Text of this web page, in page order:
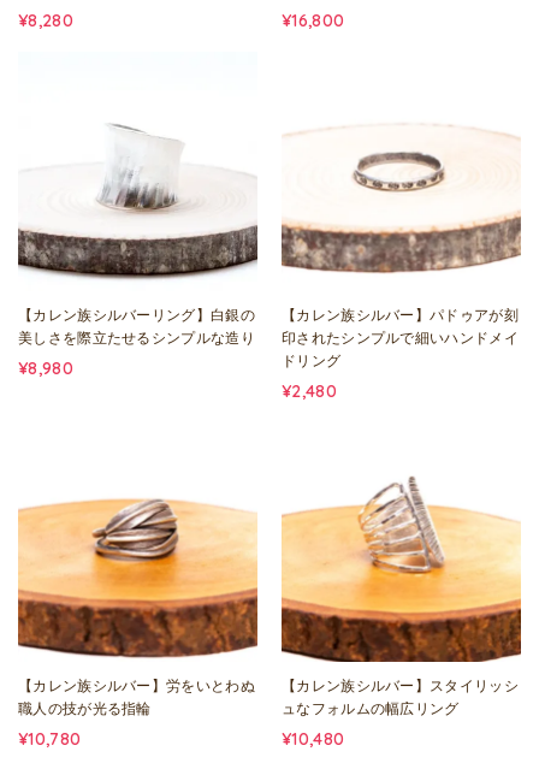
¥8,280 ¥16,800
【カレン族シルバーリング】白銀の
美しさを際立たせるシンプルな造り
¥8,980
【カレン族シルバー】パドゥアが刻
印されたシンプルで細いハンドメイ
ドリング
¥2,480
【カレン族シルバー】労をいとわぬ
職人の技が光る指輪
¥10,780
【カレン族シルバー】スタイリッシ
ュなフォルムの幅広リング
¥10,480